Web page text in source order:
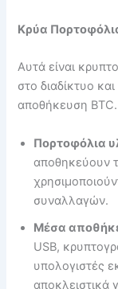
Κρύα
Αυτά είναι
στο διαδίκτυο
αποθήκευση
Πορτοφόλια
αποθηκεύουν
συναλλαγών.
Μέσα
USB,
υπολογιστές
αποκλειστικά